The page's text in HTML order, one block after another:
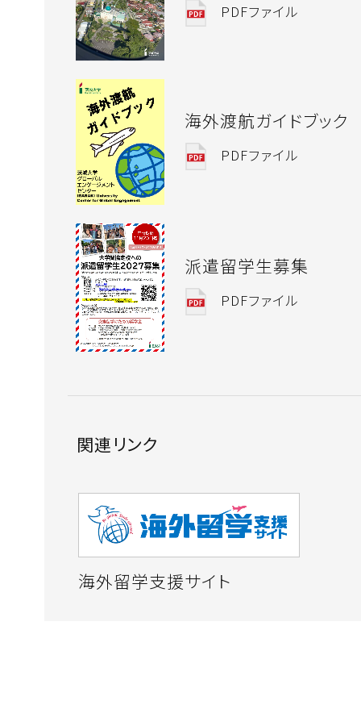
PDFファイル
海外渡航ガイドブック
PDFファイル
派遣留学生募集
PDFファイル
関連リンク
海外留学支援サイト